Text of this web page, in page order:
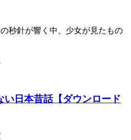
秒針が響く中、少女が見たもの
い日本昔話【ダウンロード